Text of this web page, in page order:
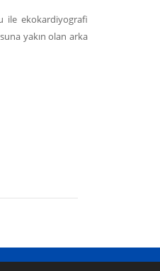
ile ekokardiyografi
yakın olan arka